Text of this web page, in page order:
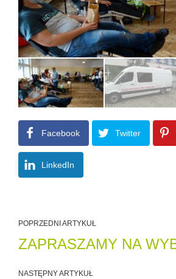
Facebook Twitter
LinkedIn
POPRZEDNI ARTYKUŁ
ZAPRASZAMY NA
NASTĘPNY ARTYKUŁ